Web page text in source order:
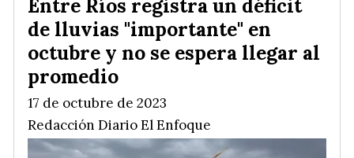
Entre Ríos registra un déficit
de lluvias "importante" en
octubre y no se espera llegar al
promedio
Redacción Diario El Enfoque
17 de octubre de 2023